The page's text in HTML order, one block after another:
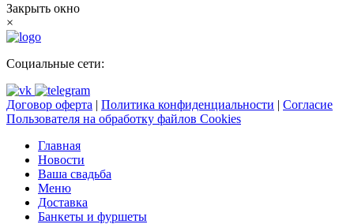
Закрыть окно
×
Социальные сети:
Договор оферта | Политика конфиденциальности | Согласие
Пользователя на обработку файлов Cookies
Главная
Новости
Ваша свадьба
Меню
Доставка
Банкеты и фуршеты